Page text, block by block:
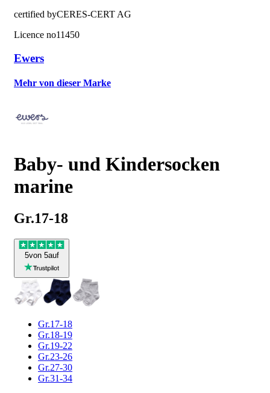
certified byCERES-CERT AG
Licence no11450
Ewers
Mehr von dieser Marke
Baby- und Kindersocken
marine
Gr.17-18
5von 5auf
Gr.17-18
Gr.18-19
Gr.19-22
Gr.23-26
Gr.27-30
Gr.31-34